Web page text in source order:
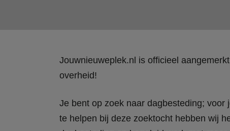
Jouwnieuweplek.nl is officieel
overheid!
Je bent op zoek naar dagbesteding;
te helpen bij deze zoektocht hebben wij